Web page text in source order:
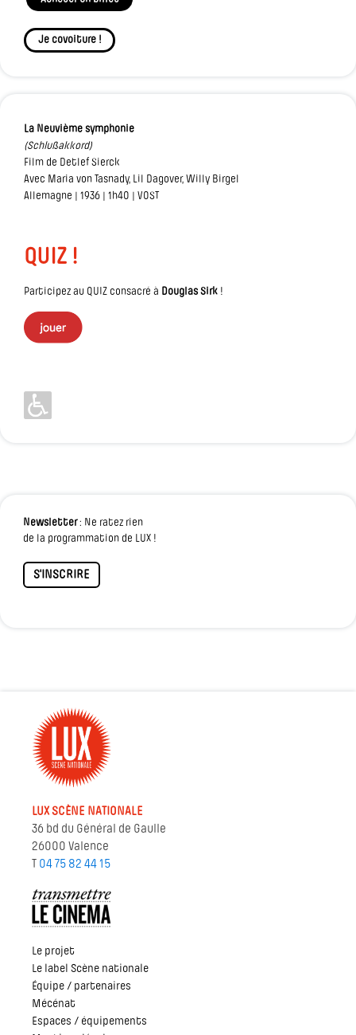
Je covoiture !
La Neuvième symphonie
(Schlußakkord)
Film de Detlef Sierck
Avec Maria von Tasnady, Lil Dagover, Willy Birgel
Allemagne | 1936 | 1h40 | VOST
QUIZ !
Participez au QUIZ consacré à Douglas Sirk !
Newsletter: Ne ratez rien
de la programmation de LUX !
S'INSCRIRE
LUX SCÈNE NATIONALE
36 bd du Général de Gaulle
26000 Valence
T 04 75 82 44 15
Le projet
Le label Scène nationale
Équipe / partenaires
Mécénat
Espaces / équipements